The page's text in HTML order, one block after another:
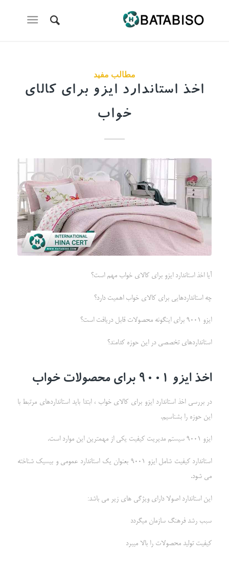
مطالب مفید
اخذ استاندارد ایزو برای کالای
خواب
آیا اخذ استاندارد ایزو برای کالای خواب مهم است؟
چه استانداردهایی برای کالای خواب اهمیت دارد؟
ایزو 9001 برای اینگونه محصولات قابل دریافت است؟
استانداردهای تخصصی در این حوزه کدامند؟
اخذ ایزو 9001 برای محصولات خواب
در بررسی اخذ استاندارد ایزو برای کالای خواب ، ابتدا باید استانداردهای مرتبط با
این حوزه را بشناسیم.
ایزو 9001 سیستم مدیریت کیفیت یکی از مهمترین این موارد است.
استاندارد کیفیت شامل ایزو 9001 بعنوان یک استاندارد عمومی و بیسیک شناخته
می شود.
این استاندارد اصولا دارای ویژگی های زیر می باشد:
سبب رشد فرهنگ سازمان میگردد
کیفیت تولید محصولات را بالا میبرد